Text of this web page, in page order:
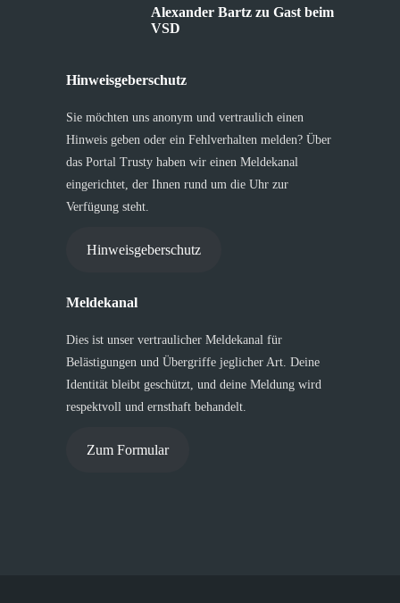
Alexander Bartz zu Gast beim
VSD
Hinweisgeberschutz
Sie möchten uns anonym und vertraulich einen
Hinweis geben oder ein Fehlverhalten melden? Über
das Portal Trusty haben wir einen Meldekanal
eingerichtet, der Ihnen rund um die Uhr zur
Verfügung steht.
Hinweisgeberschutz
Meldekanal
Dies ist unser vertraulicher Meldekanal für
Belästigungen und Übergriffe jeglicher Art. Deine
Identität bleibt geschützt, und deine Meldung wird
respektvoll und ernsthaft behandelt.
Zum Formular